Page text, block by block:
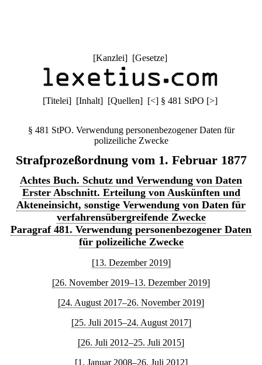
[Kanzlei] [Gesetze]
[Titelei] [Inhalt] [Quellen] [<] § 481 StPO [>]
§ 481 StPO. Verwendung personenbezogener Daten für
polizeiliche Zwecke
Strafprozeßordnung vom 1. Februar 1877
Achtes Buch. Schutz und Verwendung von Daten
Erster Abschnitt. Erteilung von Auskünften und
Akteneinsicht, sonstige Verwendung von Daten für
verfahrensübergreifende Zwecke
Paragraf 481. Verwendung personenbezogener Daten
für polizeiliche Zwecke
[13. Dezember 2019]
[26. November 2019–13. Dezember 2019]
[24. August 2017–26. November 2019]
[25. Juli 2015–24. August 2017]
[26. Juli 2012–25. Juli 2015]
[1. Januar 2008–26. Juli 2012]